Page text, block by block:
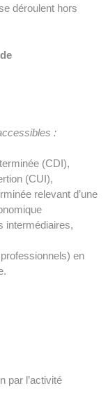
déroulent hors
:
(CDI),
(CUI),
relevant d’une
intermédiaires,
en
par l’activité